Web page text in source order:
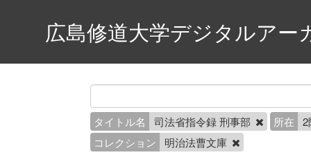
広島修道大学デジタルアー
タイトル名 司法省指令録 刑事部 所在
2
コレクション
明治法曹文庫